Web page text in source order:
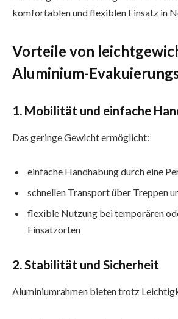
komfortablen und flexiblen Einsatz in
Vorteile von
Aluminium-
1. Mobilität und einfache
Das geringe Gewicht ermöglicht:
einfache Handhabung durch eine
schnellen Transport über Treppen
flexible Nutzung bei temporären
Einsatzorten
2. Stabilität und Sicherheit
Aluminiumrahmen bieten trotz